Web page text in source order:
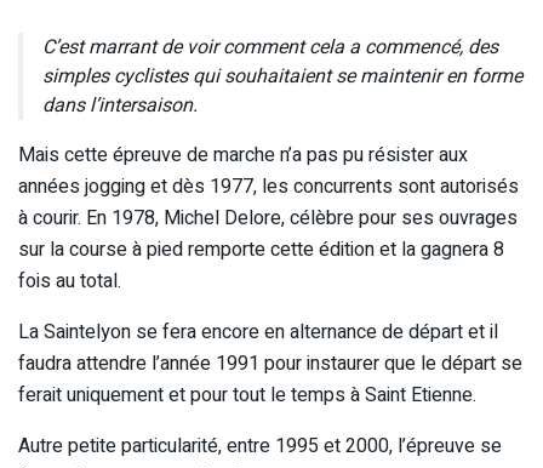
C’est marrant de voir comment cela a commencé, des
simples cyclistes qui souhaitaient se maintenir en forme
dans l’intersaison.
Mais cette épreuve de marche n’a pas pu résister aux
années jogging et dès 1977, les concurrents sont autorisés
à courir. En 1978, Michel Delore, célèbre pour ses ouvrages
sur la course à pied remporte cette édition et la gagnera 8
fois au total.
La Saintelyon se fera encore en alternance de départ et il
faudra attendre l’année 1991 pour instaurer que le départ se
ferait uniquement et pour tout le temps à Saint Etienne.
Autre petite particularité, entre 1995 et 2000, l’épreuve se